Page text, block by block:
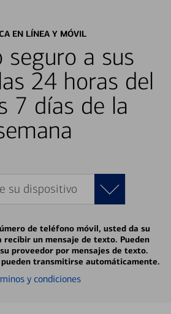
EN LÍNEA Y MÓVIL
seguro a sus
24 horas del
7 días de la
su dispositivo
de teléfono móvil, usted da su
un mensaje de texto. Pueden
proveedor por mensajes de texto.
transmitirse automáticamente.
y condiciones